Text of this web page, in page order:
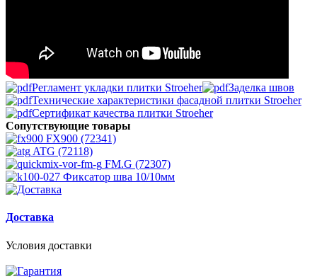
Регламент укладки плитки Stroeher
Заделка швов
Технические характеристики фасадной плитки Stroeher
Сертификат качества плитки Stroeher
Сопутствующие товары
FX900 (72341)
ATG (72118)
FM.G (72307)
Фиксатор шва 10/10мм
Доставка
Условия доставки